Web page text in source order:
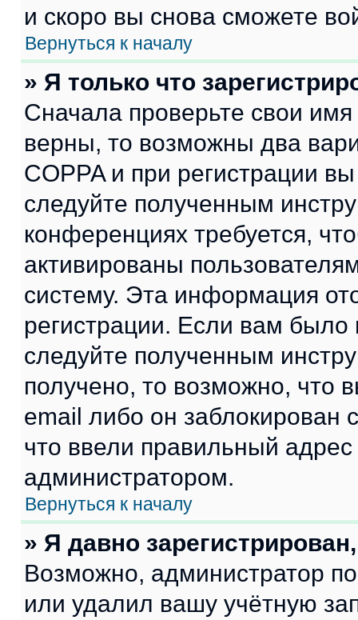
и скоро вы снова сможете
Вернуться к началу
» Я только что
Сначала проверьте свои
верны, то возможны два
COPPA и при регистрации
следуйте полученным
конференциях требуется,
активированы
систему. Эта информация
регистрации. Если вам
следуйте полученным
получено, то возможно, что
email либо он
что ввели правильный адрес
администратором.
Вернуться к началу
» Я давно
Возможно, администратор
или удалил вашу учётную